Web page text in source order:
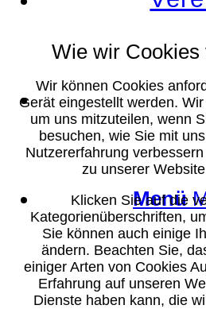
Menü
Wie wir Cookies
Wir können Cookies
Gerät eingestellt werden.
um uns mitzuteilen, wenn
besuchen, wie Sie mit
Nutzererfahrung
zu unserer
Klicken Sie auf die
Kategorienüberschriften,
Sie können auch einige
ändern. Beachten Sie,
einiger Arten von Cookies
Erfahrung auf unseren
Dienste haben kann, die